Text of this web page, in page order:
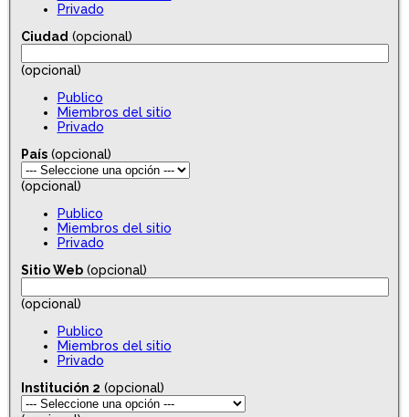
Privado
Ciudad (opcional)
(opcional)
Publico
Miembros del sitio
Privado
País (opcional)
(opcional)
Publico
Miembros del sitio
Privado
Sitio Web (opcional)
(opcional)
Publico
Miembros del sitio
Privado
Institución 2 (opcional)